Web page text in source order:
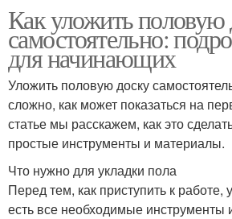
Как уложить половую
самостоятельно:
для начинающих
Уложить половую доску
сложно, как может показаться на
статье мы расскажем, как это
простые инструменты и материалы.
Что нужно для укладки пола
Перед тем, как приступить к работе,
есть все необходимые инструменты